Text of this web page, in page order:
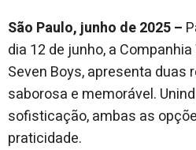
São Paulo, junho de 2025 –
dia 12 de junho, a
Seven Boys, apresenta
saborosa e memorável.
sofisticação, ambas as
praticidade.